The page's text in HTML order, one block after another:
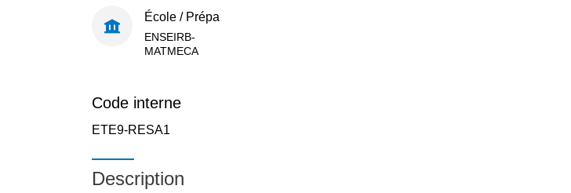
École / Prépa
ENSEIRB-
MATMECA
Code interne
ETE9-RESA1
Description